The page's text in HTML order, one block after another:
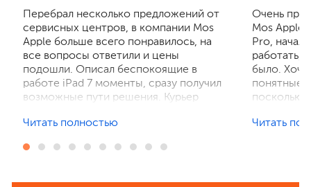
Перебрал несколько предложений от
сервисных центров, в компании Mos
Apple больше всего понравилось, на
все вопросы ответили и цены
подошли. Описал беспокоящие в
работе iPad 7 моменты, сразу получил
возможные пути решения. Курьер
отзвонились по итогам осмотра,
порадовал, без лишнего ожидания и
рекомендовать всем знакомым.
Читать полностью
Очень
Mos
Pro, начал
работать,
было. Хочу
понятные
поскольку
Читать